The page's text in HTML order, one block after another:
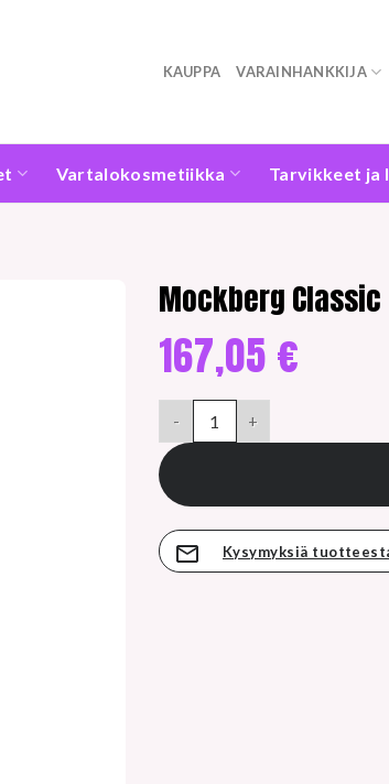
KAUPPA VARAINHANKKIJA
Vartalokosmetiikka Tarvikkeet ja
Mockberg
167,05 €
Kysymyksiä